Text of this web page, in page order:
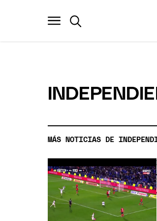
MÁS NOTICIAS DE